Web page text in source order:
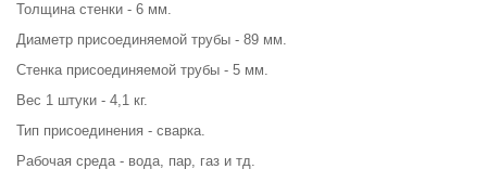
Толщина стенки - 6 мм.
Диаметр присоединяемой трубы - 89 мм.
Стенка присоединяемой трубы - 5 мм.
Вес 1 штуки - 4,1 кг.
Тип присоединения - сварка.
Рабочая среда - вода, пар, газ и тд.